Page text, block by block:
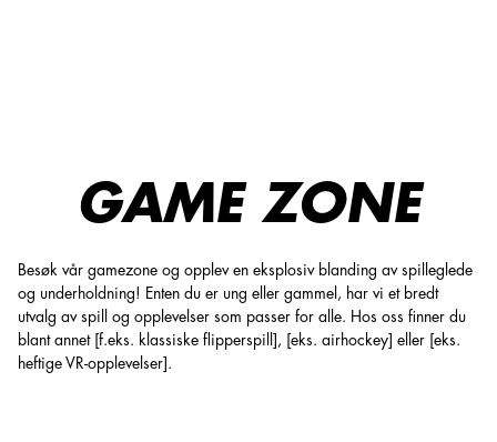
GAME ZONE
Besøk vår gamezone og opplev en eksplosiv blanding av spilleglede
og underholdning! Enten du er ung eller gammel, har vi et bredt
utvalg av spill og opplevelser som passer for alle. Hos oss finner du
blant annet [f.eks. klassiske flipperspill], [eks. airhockey] eller [eks.
heftige VR-opplevelser].